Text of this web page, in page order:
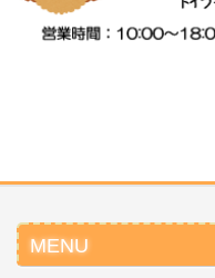
MENU